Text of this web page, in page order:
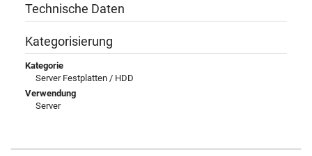
Technische Daten
Kategorisierung
Kategorie
Server Festplatten / HDD
Verwendung
Server